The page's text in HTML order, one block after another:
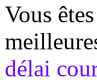
Vous êtes
délai